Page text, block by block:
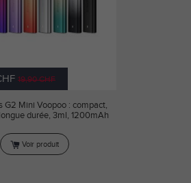
19,90 CHF
G2 Mini Voopoo : compact,
durée, 3ml, 1200mAh
Voir produit